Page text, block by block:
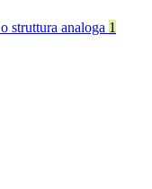
struttura analoga 1